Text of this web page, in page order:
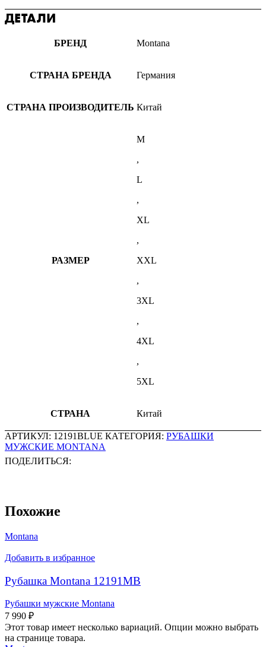
ДЕТАЛИ
БРЕНД Montana
СТРАНА БРЕНДА Германия
СТРАНА ПРОИЗВОДИТЕЛЬ Китай
РАЗМЕР
M
,
L
,
XL
,
XXL
,
3XL
,
4XL
,
5XL
СТРАНА Китай
АРТИКУЛ: 12191BLUE КАТЕГОРИЯ: РУБАШКИ
МУЖСКИЕ MONTANA
ПОДЕЛИТЬСЯ:
Похожие
Montana
Добавить в избранное
Рубашка Montana 12191MB
Рубашки мужские Montana
7 990 ₽
Этот товар имеет несколько вариаций. Опции можно выбрать
на странице товара.